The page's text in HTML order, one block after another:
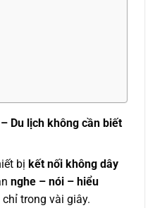
Du lịch không cần biết
bị kết nối không dây
nghe – nói – hiểu
trong vài giây.